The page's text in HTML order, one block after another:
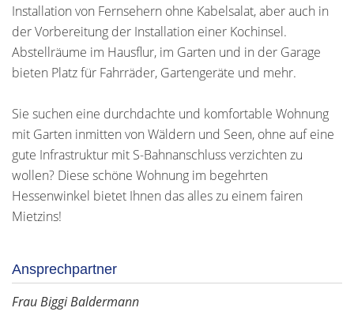
Installation von Fernsehern ohne Kabelsalat, aber auch in
der Vorbereitung der Installation einer Kochinsel.
Abstellräume im Hausflur, im Garten und in der Garage
bieten Platz für Fahrräder, Gartengeräte und mehr.
Sie suchen eine durchdachte und komfortable Wohnung
mit Garten inmitten von Wäldern und Seen, ohne auf eine
gute Infrastruktur mit S-Bahnanschluss verzichten zu
wollen? Diese schöne Wohnung im begehrten
Hessenwinkel bietet Ihnen das alles zu einem fairen
Mietzins!
Ansprechpartner
Frau Biggi Baldermann